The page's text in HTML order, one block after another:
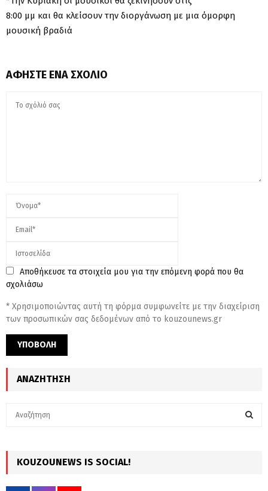
8:00 μμ και θα κλείσουν την διοργάνωση με μια όμορφη
μουσική βραδιά
ΑΦΉΣΤΕ ΈΝΑ ΣΧΌΛΙΟ
Αποθήκευσε τα στοιχεία μου για την επόμενη φορά που θα
σχολιάσω
* Χρησιμοποιώντας αυτή τη φόρμα συμφωνείτε με την διαχείριση
των προσωπικών σας δεδομένων από το kouzounews.gr
ΑΝΑΖΉΤΗΣΗ
h
f
KOUZOUNEWS IS SOCIAL!